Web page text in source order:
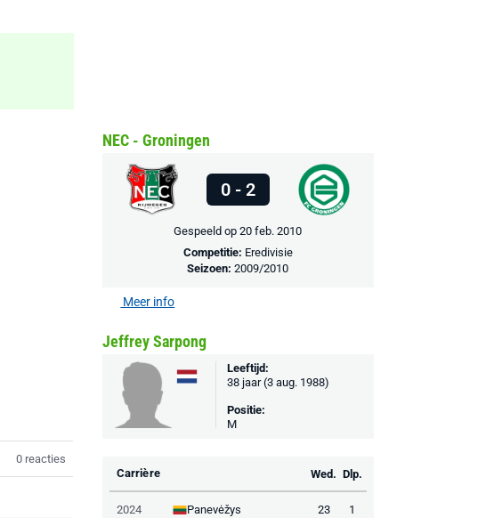
0 reacties
NEC - Groningen
0 - 2
Gespeeld op 20 feb. 2010
Competitie: Eredivisie
Seizoen:2009/2010
Meer info
Jeffrey Sarpong
Leeftijd:
38 jaar (3 aug. 1988)
Positie:
M
Carrière Wed. Dlp.
2024 Panevėžys 23 1